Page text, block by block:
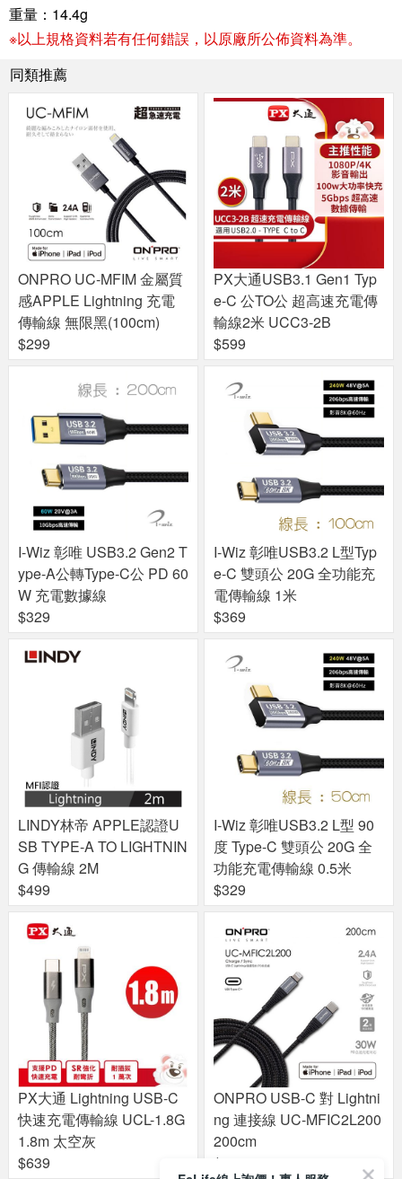
重量：14.4g
※以上規格資料若有任何錯誤，以原廠所公佈資料為準。
同類推薦
ONPRO UC-MFIM 金屬質
感APPLE Lightning 充電
傳輸線 無限黑(100cm)
$299
PX大通USB3.1 Gen1 Typ
e-C 公TO公 超高速充電傳
輸線2米 UCC3-2B
$599
I-Wiz 彰唯 USB3.2 Gen2 T
ype-A公轉Type-C公 PD 60
W 充電數據線
$329
I-Wiz 彰唯USB3.2 L型Typ
e-C 雙頭公 20G 全功能充
電傳輸線 1米
$369
LINDY林帝 APPLE認證U
SB TYPE-A TO LIGHTNIN
G 傳輸線 2M
$499
I-Wiz 彰唯USB3.2 L型 90
度 Type-C 雙頭公 20G 全
功能充電傳輸線 0.5米
$329
PX大通 Lightning USB-C
快速充電傳輸線 UCL-1.8G
1.8m 太空灰
$639
ONPRO USB-C 對 Lightni
ng 連接線 UC-MFIC2L200
200cm
$599